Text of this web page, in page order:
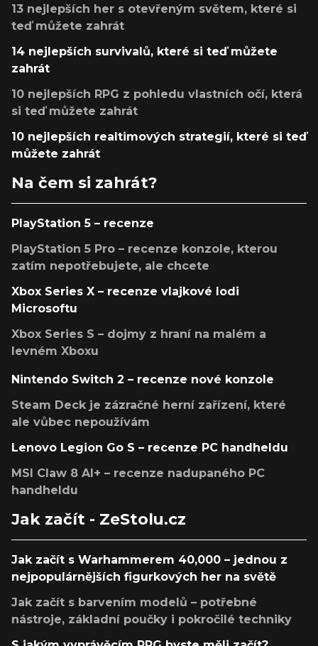
13 nejlepších her s otevřeným světem, které si
teď můžete zahrát
14 nejlepších survivalů, které si teď můžete
zahrát
10 nejlepších RPG z pohledu vlastních očí, která
si teď můžete zahrát
10 nejlepších realtimových strategií, které si teď
můžete zahrát
Na čem si zahrát?
PlayStation 5 – recenze
PlayStation 5 Pro – recenze konzole, kterou
zatím nepotřebujete, ale chcete
Xbox Series X – recenze vlajkové lodi
Microsoftu
Xbox Series S – dojmy z hraní na malém a
levném Xboxu
Nintendo Switch 2 – recenze nové konzole
Steam Deck je zázračné herní zařízení, které
ale vůbec nepoužívám
Lenovo Legion Go S – recenze PC handheldu
MSI Claw 8 AI+ – recenze nadupaného PC
handheldu
Jak začít - ZeStolu.cz
Jak začít s Warhammerem 40,000 – jednou z
nejpopulárnějších figurkových her na světě
Jak začít s barvením modelů – potřebné
nástroje, základní poučky i pokročilé techniky